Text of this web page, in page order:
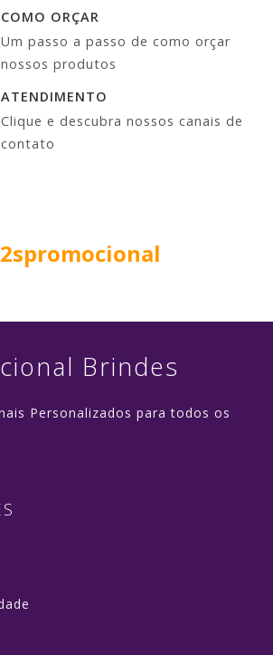
COMO ORÇAR
Um passo a passo de como orçar
nossos produtos
ATENDIMENTO
Clique e descubra nossos canais de
contato
Brindes
Personalizados para todos os